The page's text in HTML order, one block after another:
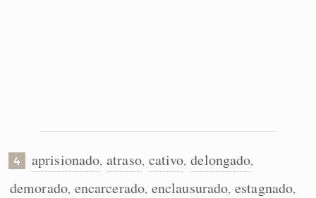
4 aprisionado, atraso, cativo, delongado,
demorado, encarcerado, enclausurado, estagnado,